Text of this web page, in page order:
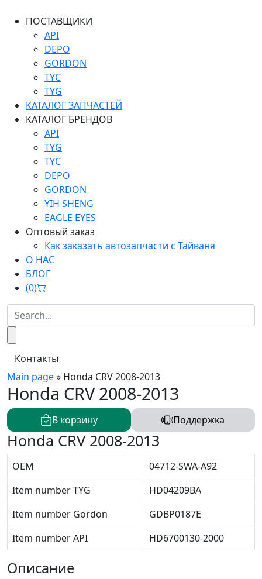
ПОСТАВЩИКИ
API
DEPO
GORDON
TYC
TYG
КАТАЛОГ ЗАПЧАСТЕЙ
КАТАЛОГ БРЕНДОВ
API
TYG
TYC
DEPO
GORDON
YIH SHENG
EAGLE EYES
Оптовый заказ
Как заказать автозапчасти с Тайваня
О НАС
БЛОГ
(0)
Контакты
Main page» Honda CRV 2008-2013
Honda CRV 2008-2013
В корзину Поддержка
Honda CRV 2008-2013
OEM
04712-SWA-A92
Item number TYG
HD04209BA
Item number Gordon
GDBP0187E
Item number API
HD6700130-2000
Описание